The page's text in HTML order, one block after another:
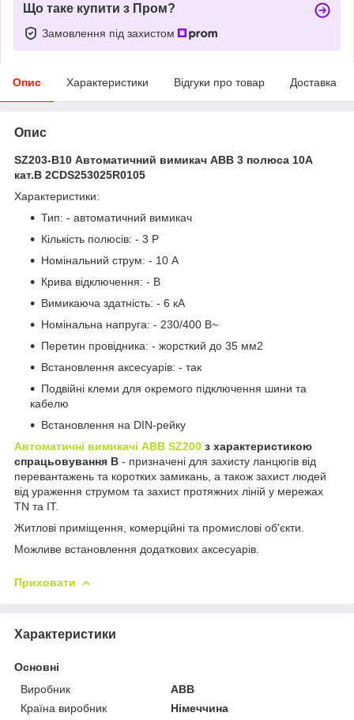
Що таке купити з Пром?
Замовлення під захистом
Опис Характеристики Відгуки про товар Доставка
Опис
SZ203-B10 Автоматичний вимикач ABB 3 полюса 10А
кат.B 2CDS253025R0105
Характеристики:
Тип: - автоматичний вимикач
Кількість полюсів: - 3 P
Номінальний струм: - 10 А
Крива відключення: - B
Вимикаюча здатність: - 6 кА
Номінальна напруга: - 230/400 В~
Перетин провідника: - жорсткий до 35 мм2
Встановлення аксесуарів: - так
Подвійні клеми для окремого підключення шини та
кабелю
Встановлення на DIN-рейку
Автоматичні вимикачі ABB SZ200 з характеристикою
спрацьовування B - призначені для захисту ланцюгів від
перевантажень та коротких замикань, а також захист людей
від ураження струмом та захист протяжних ліній у мережах
TN та IT.
Житлові приміщення, комерційні та промислові об'єкти.
Можливе встановлення додаткових аксесуарів.
Приховати
Характеристики
Основні
Виробник
ABB
Країна виробник
Німеччина